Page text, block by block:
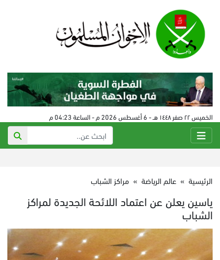
الخميس ٢٢ صفر ١٤٤٨ هـ - 6 أغسطس 2026 م - الساعة 04:23 م
الرئيسية » عالم الرياضة » مراكز الشباب
ياسين يعلن عن اعتماد اللائحة الجديدة لمراكز
الشباب